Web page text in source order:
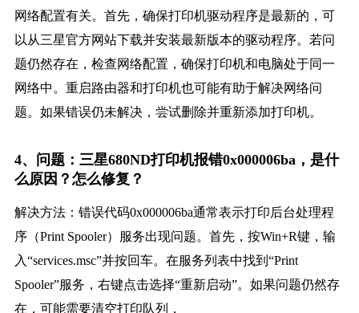
网络配置有关。首先，确保打印机驱动程序是最新的，可
以从三星官方网站下载并安装最新版本的驱动程序。若问
题仍然存在，检查网络配置，确保打印机和电脑处于同一
网络中。重启路由器和打印机也可能有助于解决网络问
题。如果错误仍未解决，尝试删除并重新添加打印机。
4、问题：三星680ND打印机报错0x000006ba，是什
么原因？怎么修复？
解决方法：错误代码0x000006ba通常表示打印后台处理程
序（Print Spooler）服务出现问题。首先，按Win+R键，输
入“services.msc”并按回车。在服务列表中找到“Print
Spooler”服务，右键点击选择“重新启动”。如果问题仍然存
在，可能需要清空打印队列，